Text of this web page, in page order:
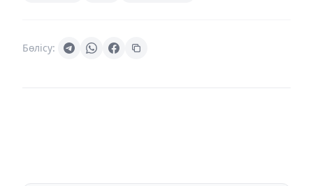
Бөлісу: